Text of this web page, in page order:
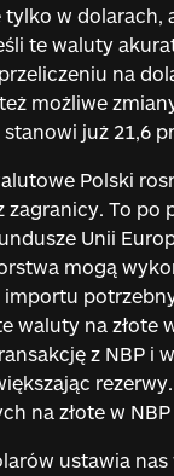
w dolarach,
te waluty
na
możliwe
już 21,6
Polski
zagranicy. To po
Unii
mogą
waluty na złote
z NBP i
na złote w
ustawia